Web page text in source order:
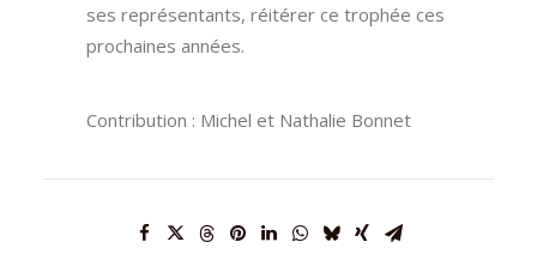
ses représentants, réitérer ce trophée ces
prochaines années.
Contribution : Michel et Nathalie Bonnet